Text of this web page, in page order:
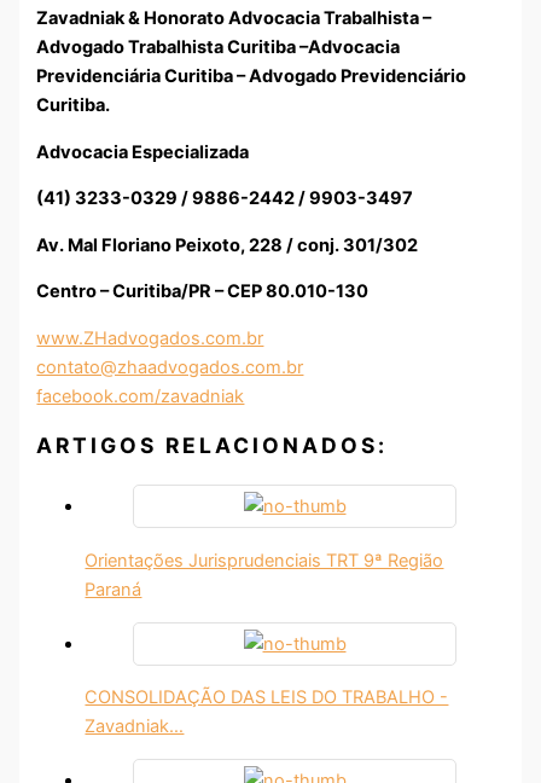
Zavadniak & Honorato Advocacia Trabalhista –
Advogado Trabalhista Curitiba –Advocacia
Previdenciária Curitiba – Advogado Previdenciário
Curitiba.
Advocacia Especializada
(41) 3233-0329 / 9886-2442 / 9903-3497
Av. Mal Floriano Peixoto, 228 / conj. 301/302
Centro – Curitiba/PR – CEP 80.010-130
www.ZHadvogados.com.br
contato@zhaadvogados.com.br
facebook.com/zavadniak
ARTIGOS RELACIONADOS:
Orientações Jurisprudenciais TRT 9ª Região
Paraná
CONSOLIDAÇÃO DAS LEIS DO TRABALHO -
Zavadniak…